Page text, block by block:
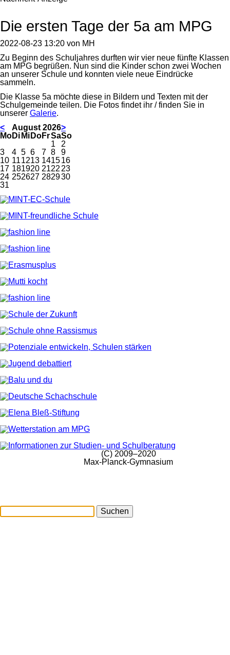
Die ersten Tage der 5a am MPG
2022-08-23 13:20 von MH
Zu Beginn des Schuljahres durften wir vier neue fünfte Klassen
am MPG begrüßen. Nun sind die Kinder schon zwei Wochen
an unserer Schule und konnten viele neue Eindrücke
sammeln.
Die Klasse 5a möchte diese in Bildern und Texten mit der
Schulgemeinde teilen. Die Fotos findet ihr / finden Sie in
unserer Galerie.
<
August 2026>
Montag
Dienstag
Mittwoch
Donnerstag
Freitag
Samstag
Sonntag
1
2
3
4 5 6 7 8
9
10 111213 141516
17 181920 2122 23
24 252627 282930
31
(C) 2009–2020
Max-Planck-Gymnasium
Suchen